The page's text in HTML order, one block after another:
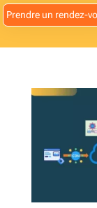
Prendre un rendez-